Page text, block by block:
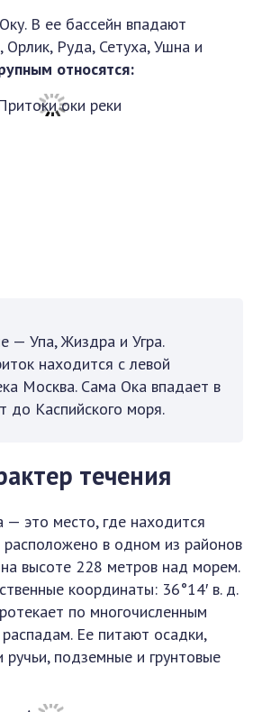
В ее бассейн впадают
Руда, Сетуха, Ушна и
относятся:
— Упа, Жиздра и Угра.
находится с левой
Москва. Сама Ока впадает в
до Каспийского моря.
течения
— это место, где находится
расположено в одном из районов
высоте 228 метров над морем.
координаты: 36°14′ в. д.
по многочисленным
Ее питают осадки,
подземные и грунтовые